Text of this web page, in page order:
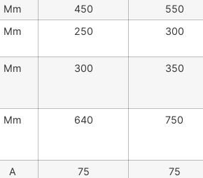
Mm 450
550
Mm 250 300
Mm 300 350
Mm 640 750
A 75 75